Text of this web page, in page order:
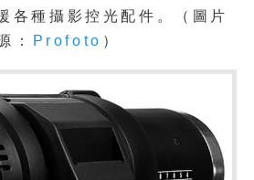
各種攝影控光配件。（圖片
：
Profoto ）